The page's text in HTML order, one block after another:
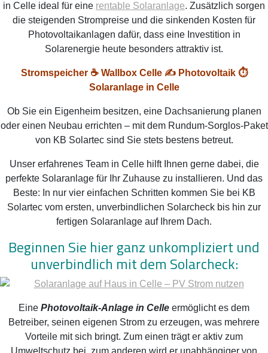
in Celle ideal für eine rentable Solaranlage. Zusätzlich sorgen
die steigenden Strompreise und die sinkenden Kosten für
Photovoltaikanlagen dafür, dass eine Investition in
Solarenergie heute besonders attraktiv ist.
Stromspeicher ☕ Wallbox Celle ✍️ Photovoltaik ⏱️
Solaranlage in Celle
Ob Sie ein Eigenheim besitzen, eine Dachsanierung planen
oder einen Neubau errichten – mit dem Rundum-Sorglos-Paket
von KB Solartec sind Sie stets bestens betreut.
Unser erfahrenes Team in Celle hilft Ihnen gerne dabei, die
perfekte Solaranlage für Ihr Zuhause zu installieren. Und das
Beste: In nur vier einfachen Schritten kommen Sie bei KB
Solartec vom ersten, unverbindlichen Solarcheck bis hin zur
fertigen Solaranlage auf Ihrem Dach.
Beginnen Sie hier ganz unkompliziert und
unverbindlich mit dem Solarcheck:
Eine Photovoltaik-Anlage in Celle ermöglicht es dem
Betreiber, seinen eigenen Strom zu erzeugen, was mehrere
Vorteile mit sich bringt. Zum einen trägt er aktiv zum